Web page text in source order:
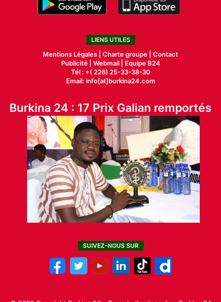
LIENS UTILES
Mentions Légales | Charte groupe | Contact
Publicité| Webmail |
Equipe B24
Tél : +( 226) 25-33-38-30
Email: info[at]burkina24.com
Burkina 24 : 17 Prix Galian remportés
SUIVEZ-NOUS SUR